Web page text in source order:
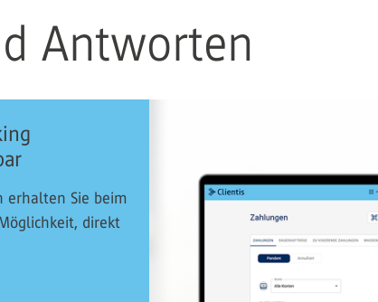
Antworten
erhalten Sie beim
direkt